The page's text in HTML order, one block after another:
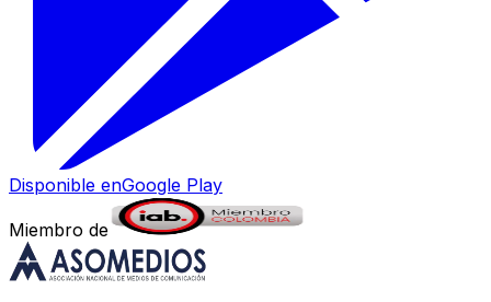
Disponible enGoogle Play
Miembro de